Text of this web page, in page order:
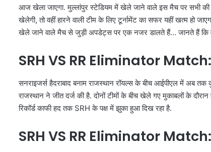
आज खेला जाएगा. मुल्लांपुर स्टेडियम में खेले जाने वाले इस मैच पर सभी की
खेलेगी, तो वहीं हारने वाली टीम के लिए टूर्नामेंट का सफर यहीं खत्म हो
खेले जाने वाले मैच से जुड़ी अपडेट्स पर एक नजर डालते हैं… जानते हैं कि मैच
SRH VS RR Eliminator Match:
सनराइजर्स हैदराबाद बनाम राजस्थान रॉयल्स के बीच आईपीएल में अब
राजस्थान ने जीत दर्ज की है. दोनों टीमों के बीच खेले गए मुकाबलों के
रिकॉर्ड काफी हद तक SRH के पक्ष में झुका हुआ दिख रहा है.
SRH VS RR Eliminator Match: